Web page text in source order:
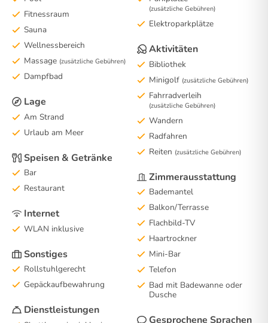
Fitnessraum
Sauna
Wellnessbereich
Massage (zusätzliche Gebühren)
Dampfbad
Lage
Am Strand
Urlaub am Meer
Speisen & Getränke
Bar
Restaurant
Internet
WLAN inklusive
Sonstiges
Rollstuhlgerecht
Gepäckaufbewahrung
Dienstleistungen
(zusätzliche Gebühren)
Elektroparkplätze
Aktivitäten
Bibliothek
Minigolf (zusätzliche Gebühren)
Fahrradverleih
(zusätzliche Gebühren)
Wandern
Radfahren
Reiten (zusätzliche Gebühren)
Zimmerausstattung
Bademantel
Balkon/Terrasse
Flachbild-TV
Haartrockner
Mini-Bar
Telefon
Bad mit Badewanne oder
Dusche
Gesprochene Sprachen